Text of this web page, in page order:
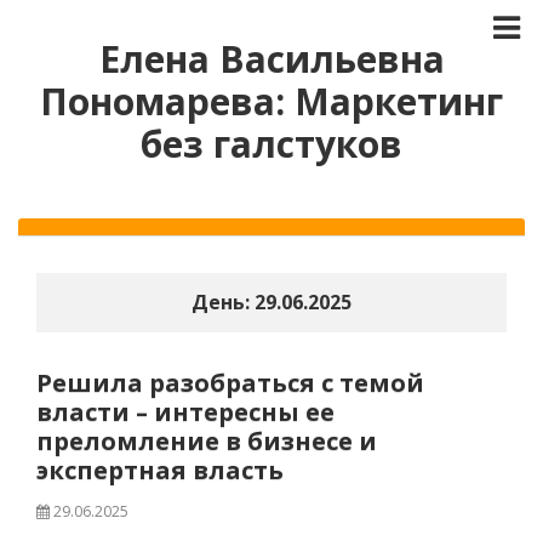
Елена Васильевна
Пономарева: Маркетинг
без галстуков
День: 29.06.2025
Решила разобраться с темой
власти – интересны ее
преломление в бизнесе и
экспертная власть
29.06.2025